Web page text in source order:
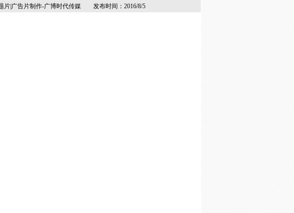
题片|广告片制作-广博时代传媒 发布时间：2016/8/5